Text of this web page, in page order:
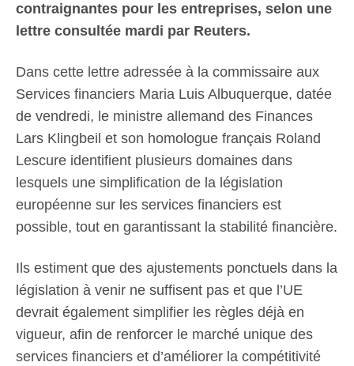
contraignantes pour les entreprises, selon une
lettre consultée mardi par Reuters.
Dans cette lettre adressée à la commissaire aux
Services financiers Maria Luis Albuquerque, datée
de vendredi, le ministre allemand des Finances
Lars Klingbeil et son homologue français Roland
Lescure identifient plusieurs domaines dans
lesquels une simplification de la législation
européenne sur les services financiers est
possible, tout en garantissant la stabilité financière.
Ils estiment que des ajustements ponctuels dans la
législation à venir ne suffisent pas et que l’UE
devrait également simplifier les règles déjà en
vigueur, afin de renforcer le marché unique des
services financiers et d’améliorer la compétitivité